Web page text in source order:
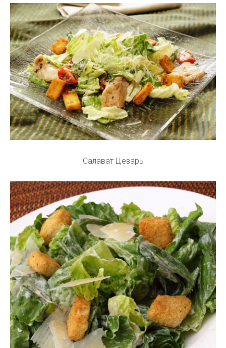
Салават Цезарь